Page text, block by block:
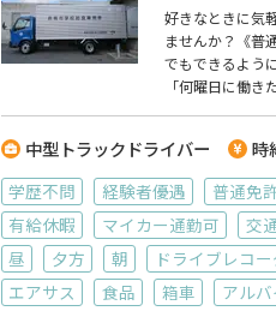
好きなときに気
ませんか？《普
でもできるよう
「何曜日に働
中型トラックドライバー 時
学歴不問 経験者優遇 普通免
有給休暇
マイカー通勤可 交
昼
夕方 朝 ドライブレコー
エアサス
食品 箱車 アルバ